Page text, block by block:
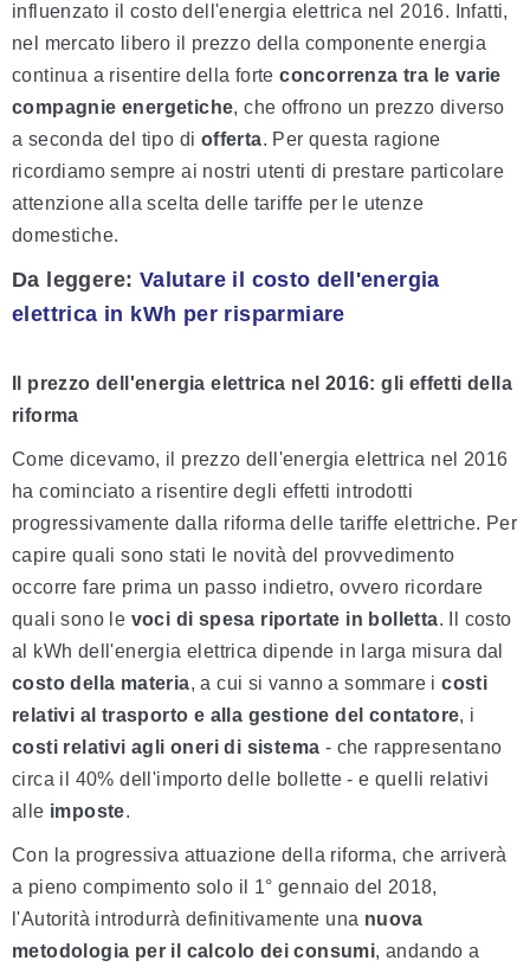
influenzato il costo dell'energia elettrica nel 2016. Infatti,
nel mercato libero il prezzo della componente energia
continua a risentire della forteconcorrenza tra le varie
compagnie energetiche, che offrono un prezzo diverso
a seconda del tipo di offerta. Per questa ragione
ricordiamo sempre ai nostri utenti di prestare particolare
attenzione alla scelta delle tariffe per le utenze
domestiche.
Da leggere: Valutare il costo dell'energia
elettrica in kWh per risparmiare
Il prezzo dell'energia elettrica nel 2016: gli effetti della
riforma
Come dicevamo, il prezzo dell'energia elettrica nel 2016
ha cominciato a risentire degli effetti introdotti
progressivamente dalla riforma delle tariffe elettriche. Per
capire quali sono stati le novità del provvedimento
occorre fare prima un passo indietro, ovvero ricordare
quali sono le voci di spesa riportate in bolletta. Il costo
al kWh dell'energia elettrica dipende in larga misura dal
costo della materia, a cui si vanno a sommare icosti
relativi al trasporto e alla gestione del contatore, i
costi relativi agli oneri di sistema - che rappresentano
circa il 40% dell'importo delle bollette - e quelli relativi
alle imposte.
Con la progressiva attuazione della riforma, che arriverà
a pieno compimento solo il 1° gennaio del 2018,
l'Autorità introdurrà definitivamente una nuova
metodologia per il calcolo dei consumi, andando a